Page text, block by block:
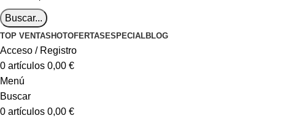
Buscar...
TOP VENTAS HOTOFERTAS ESPECIALBLOG
Acceso / Registro
0 artículos 0,00 €
Menú
Buscar
0 artículos 0,00 €